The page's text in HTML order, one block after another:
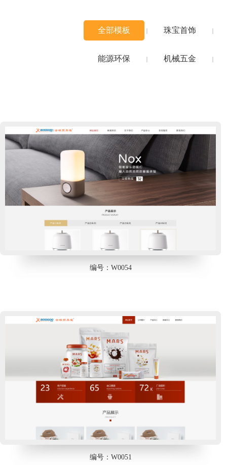
全部模板 珠宝首饰
能源环保 机械五金
编号：W0054
编号：W0051